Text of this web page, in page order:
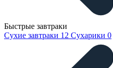
Быстрые завтраки
Сухие завтраки 12 Сухарики 0